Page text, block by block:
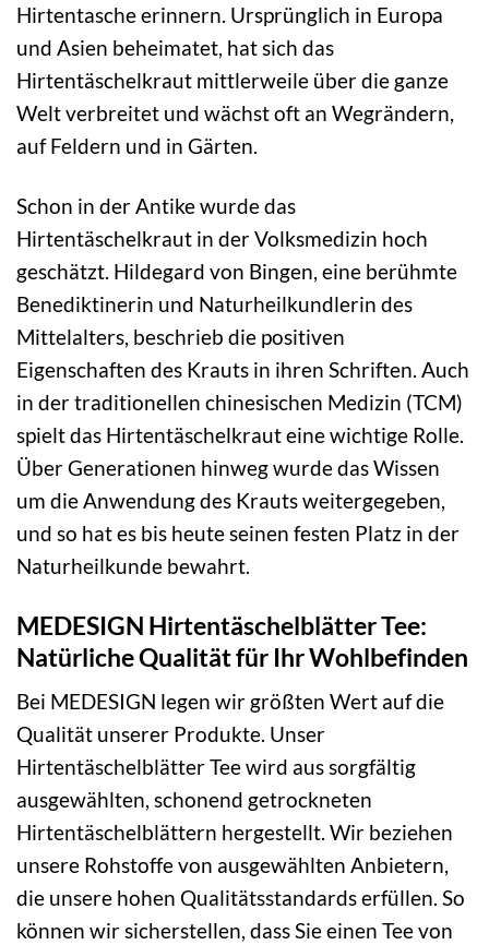
Hirtentasche erinnern. Ursprünglich in Europa
und Asien beheimatet, hat sich das
Hirtentäschelkraut mittlerweile über die ganze
Welt verbreitet und wächst oft an Wegrändern,
auf Feldern und in Gärten.
Schon in der Antike wurde das
Hirtentäschelkraut in der Volksmedizin hoch
geschätzt. Hildegard von Bingen, eine berühmte
Benediktinerin und Naturheilkundlerin des
Mittelalters, beschrieb die positiven
Eigenschaften des Krauts in ihren Schriften. Auch
in der traditionellen chinesischen Medizin (TCM)
spielt das Hirtentäschelkraut eine wichtige Rolle.
Über Generationen hinweg wurde das Wissen
um die Anwendung des Krauts weitergegeben,
und so hat es bis heute seinen festen Platz in der
Naturheilkunde bewahrt.
MEDESIGN Hirtentäschelblätter Tee:
Natürliche Qualität für Ihr Wohlbefinden
Bei MEDESIGN legen wir größten Wert auf die
Qualität unserer Produkte. Unser
Hirtentäschelblätter Tee wird aus sorgfältig
ausgewählten, schonend getrockneten
Hirtentäschelblättern hergestellt. Wir beziehen
unsere Rohstoffe von ausgewählten Anbietern,
die unsere hohen Qualitätsstandards erfüllen. So
können wir sicherstellen, dass Sie einen Tee von